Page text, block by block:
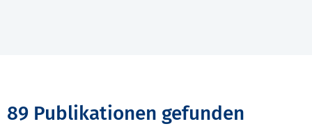
89 Publikationen gefunden